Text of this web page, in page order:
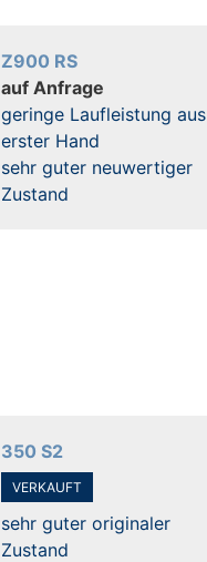
Z900 RS
auf Anfrage
geringe Laufleistung aus
erster Hand
sehr guter neuwertiger
Zustand
350 S2
VERKAUFT
sehr guter originaler
Zustand